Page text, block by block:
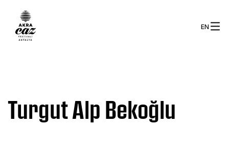
EN
Turgut Alp Bekoğlu